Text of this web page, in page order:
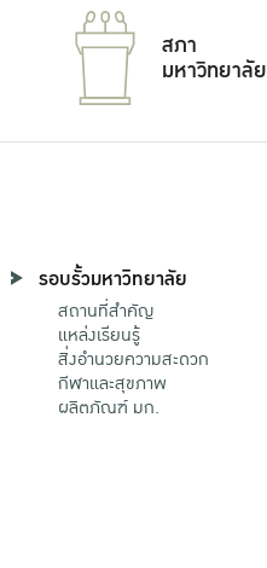
สภา
มหาวิทยาลัย
รอบรั้วมหาวิทยาลัย
สถานที่สำคัญ
แหล่งเรียนรู้
สิ่งอำนวยความสะดวก
กีฬาและสุขภาพ
ผลิตภัณฑ์ มก.